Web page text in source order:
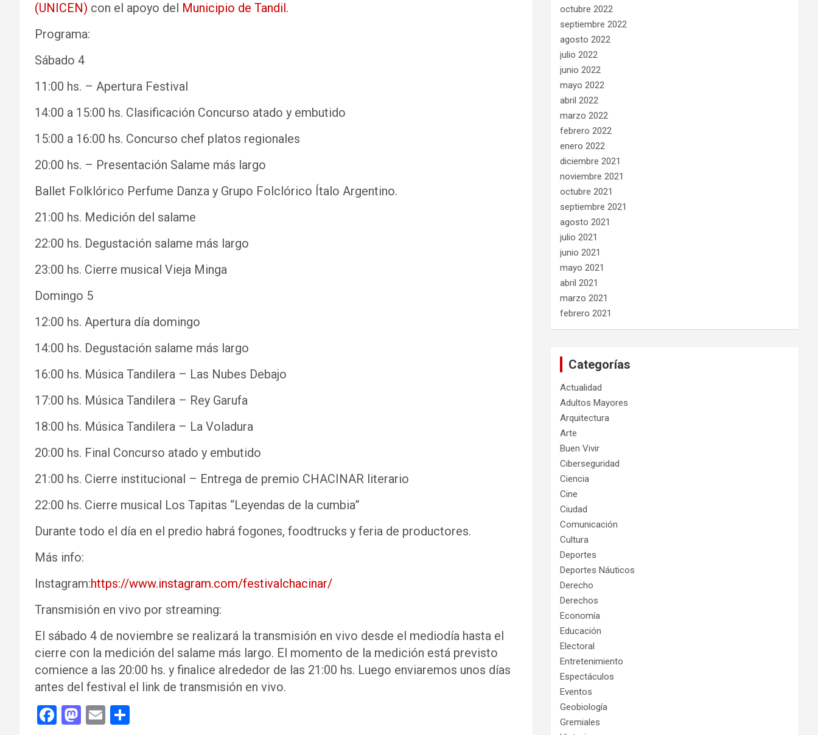
(UNICEN) con el apoyo del Municipio de Tandil.
Programa:
Sábado 4
11:00 hs. – Apertura Festival
14:00 a 15:00 hs. Clasificación Concurso atado y embutido
15:00 a 16:00 hs. Concurso chef platos regionales
20:00 hs. – Presentación Salame más largo
Ballet Folklórico Perfume Danza y Grupo Folclórico Ítalo Argentino.
21:00 hs. Medición del salame
22:00 hs. Degustación salame más largo
23:00 hs. Cierre musical Vieja Minga
Domingo 5
12:00 hs. Apertura día domingo
14:00 hs. Degustación salame más largo
16:00 hs. Música Tandilera – Las Nubes Debajo
17:00 hs. Música Tandilera – Rey Garufa
18:00 hs. Música Tandilera – La Voladura
20:00 hs. Final Concurso atado y embutido
21:00 hs. Cierre institucional – Entrega de premio CHACINAR literario
22:00 hs. Cierre musical Los Tapitas “Leyendas de la cumbia”
Durante todo el día en el predio habrá fogones, foodtrucks y feria de productores.
Más info:
Instagram:https://www.instagram.com/festivalchacinar/
Transmisión en vivo por streaming:
El sábado 4 de noviembre se realizará la transmisión en vivo desde el mediodía hasta el
cierre con la medición del salame más largo. El momento de la medición está previsto
comience a las 20:00 hs. y finalice alrededor de las 21:00 hs. Luego enviaremos unos días
antes del festival el link de transmisión en vivo.
F
M E
octubre 2022
septiembre 2022
agosto 2022
julio 2022
junio 2022
mayo 2022
abril 2022
marzo 2022
febrero 2022
enero 2022
diciembre 2021
noviembre 2021
octubre 2021
septiembre 2021
agosto 2021
julio 2021
junio 2021
mayo 2021
abril 2021
marzo 2021
febrero 2021
Categorías
Actualidad
Adultos Mayores
Arquitectura
Arte
Buen Vivir
Ciberseguridad
Ciencia
Cine
Ciudad
Comunicación
Cultura
Deportes
Deportes Náuticos
Derecho
Derechos
Economía
Educación
Electoral
Entretenimiento
Espectáculos
Eventos
Geobiología
Gremiales